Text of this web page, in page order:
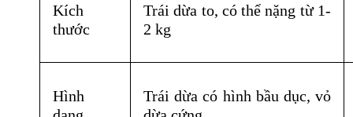
Kích
thước
Trái dừa to, có thể nặng từ 1-
2 kg
Hình
Trái dừa có hình bầu dục, vỏ